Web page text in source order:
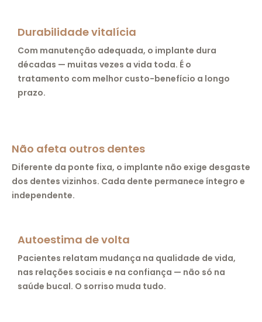
Durabilidade vitalícia
Com manutenção adequada, o implante dura
décadas — muitas vezes a vida toda. É o
tratamento com melhor custo-benefício a longo
prazo.
Não afeta outros dentes
Diferente da ponte fixa, o implante não exige desgaste
dos dentes vizinhos. Cada dente permanece íntegro e
independente.
Autoestima de volta
Pacientes relatam mudança na qualidade de vida,
nas relações sociais e na confiança — não só na
saúde bucal. O sorriso muda tudo.